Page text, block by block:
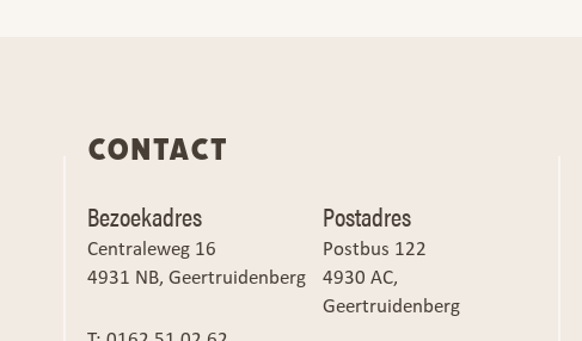
CONTACT
Bezoekadres
Centraleweg 16
4931 NB, Geertruidenberg
Postadres
Postbus 122
4930 AC,
Geertruidenberg